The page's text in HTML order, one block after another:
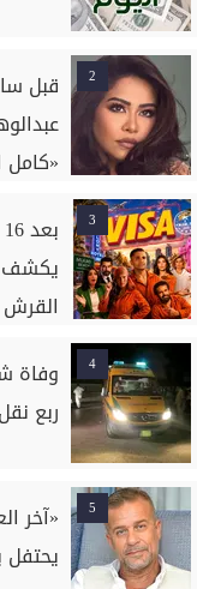
2
قبل
«كامل
3
يكشف
القرش
4
وفاة
ربع
5
«آخر
يحتفل